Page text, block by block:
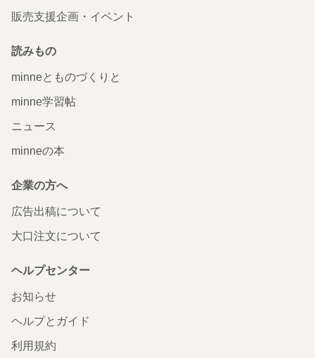
販売支援企画・イベント
読みもの
minneとものづくりと
minne学習帖
ニュース
minneの本
企業の方へ
広告出稿について
大口注文について
ヘルプセンター
お知らせ
ヘルプとガイド
利用規約